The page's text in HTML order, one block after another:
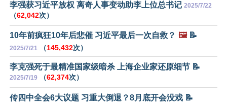
李强获习近平放权 离奇人事变动助李上位总书记 2025/7/22
（62,042次）
10年前疯狂10年后悲催 习近平最后一次自救？ 🖼️📝
2025/7/21 （145,432次）
李克强死于最精准国家级暗杀 上海企业家还原细节 📝
2025/7/19 （62,374次）
传四中全会6大议题 习重大倒退？8月底开会没戏 📝